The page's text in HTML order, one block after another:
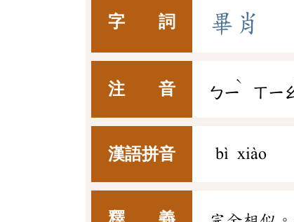
字 詞 畢 肖
注 音 ㄅㄧ
ˋ
ㄒㄧ
漢語拼音 bì xiào